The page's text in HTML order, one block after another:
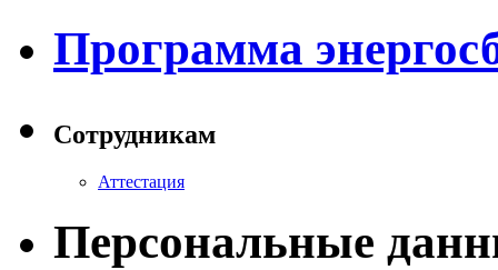
Программа
Сотрудникам
Аттестация
Персональные